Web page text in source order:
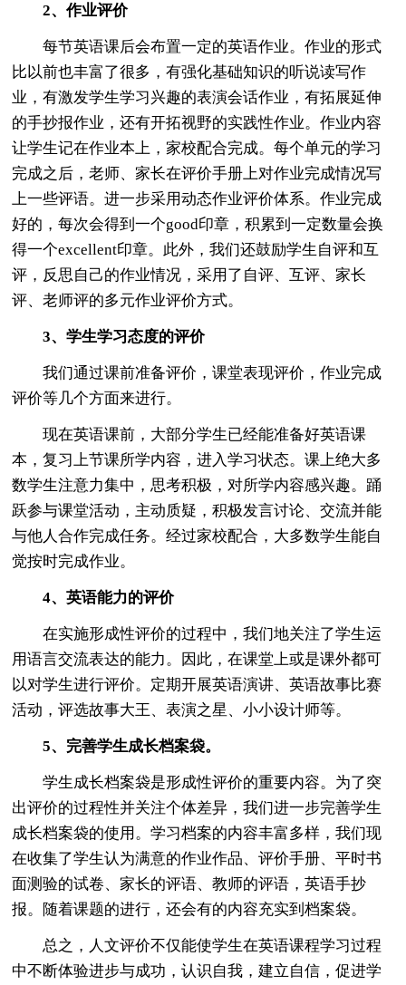
2、作业评价
每节英语课后会布置一定的英语作业。作业的形式
比以前也丰富了很多，有强化基础知识的听说读写作
业，有激发学生学习兴趣的表演会话作业，有拓展延伸
的手抄报作业，还有开拓视野的实践性作业。作业内容
让学生记在作业本上，家校配合完成。每个单元的学习
完成之后，老师、家长在评价手册上对作业完成情况写
上一些评语。进一步采用动态作业评价体系。作业完成
好的，每次会得到一个good印章，积累到一定数量会换
得一个excellent印章。此外，我们还鼓励学生自评和互
评，反思自己的作业情况，采用了自评、互评、家长
评、老师评的多元作业评价方式。
3、学生学习态度的评价
我们通过课前准备评价，课堂表现评价，作业完成
评价等几个方面来进行。
现在英语课前，大部分学生已经能准备好英语课
本，复习上节课所学内容，进入学习状态。课上绝大多
数学生注意力集中，思考积极，对所学内容感兴趣。踊
跃参与课堂活动，主动质疑，积极发言讨论、交流并能
与他人合作完成任务。经过家校配合，大多数学生能自
觉按时完成作业。
4、英语能力的评价
在实施形成性评价的过程中，我们地关注了学生运
用语言交流表达的能力。因此，在课堂上或是课外都可
以对学生进行评价。定期开展英语演讲、英语故事比赛
活动，评选故事大王、表演之星、小小设计师等。
5、完善学生成长档案袋。
学生成长档案袋是形成性评价的重要内容。为了突
出评价的过程性并关注个体差异，我们进一步完善学生
成长档案袋的使用。学习档案的内容丰富多样，我们现
在收集了学生认为满意的作业作品、评价手册、平时书
面测验的试卷、家长的评语、教师的评语，英语手抄
报。随着课题的进行，还会有的内容充实到档案袋。
总之，人文评价不仅能使学生在英语课程学习过程
中不断体验进步与成功，认识自我，建立自信，促进学